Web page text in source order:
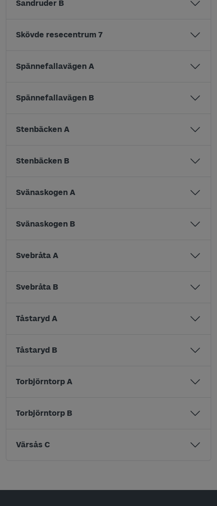
Sandruder B
Skövde resecentrum 7
Spännefallavägen A
Spännefallavägen B
Stenbäcken A
Stenbäcken B
Svänaskogen A
Svänaskogen B
Svebråta A
Svebråta B
Tåstaryd A
Tåstaryd B
Torbjörntorp A
Torbjörntorp B
Värsås C